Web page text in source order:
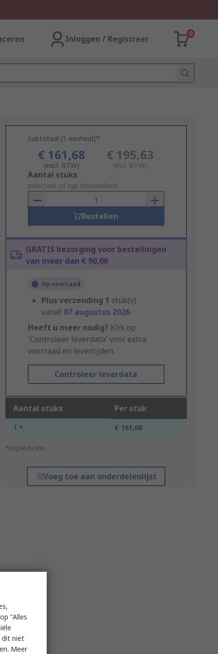
Inloggen / Registreer
0
Subtotaal (1 eenheid)*
€ 161,68
(excl. BTW)
€ 195,63
(incl. BTW)
Add
to
Basket
Aantal stuks
selecteer of typ hoeveelheid
Bestellen
GRATIS bezorging voor bestellingen
van meer dan € 90,00
Op voorraad
Plus verzending 1 stuk(s)
vanaf 07 augustus 2026
Heeft u meer nodig? Klik op
'Controleer leverdata' voor extra
voorraad en levertijden.
Controleer leverdata
Aantal stuks Per stuk
1 + € 161,68
*prijsindicatie
Voeg toe aan onderdelenlijst
"Alles
dit niet
Meer